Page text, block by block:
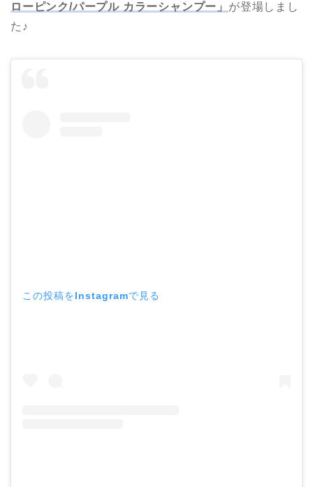
ローピンク/パープル カラーシャンプー」 が登場しまし
た♪
この投稿をInstagramで見る